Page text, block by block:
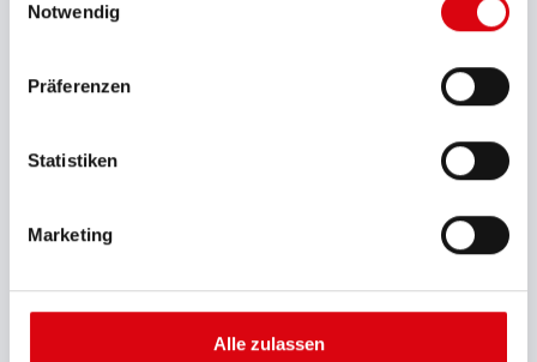
Notwendig
Präferenzen
Statistiken
Marketing
Alle zulassen
Technischer Ratgeber
Merkblatt Batterie auslaufsicher